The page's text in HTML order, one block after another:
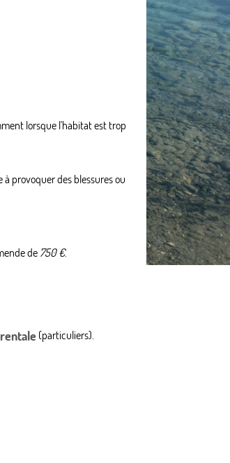
lorsque l'habitat est trop
provoquer des blessures ou
de 750 €.
(particuliers).